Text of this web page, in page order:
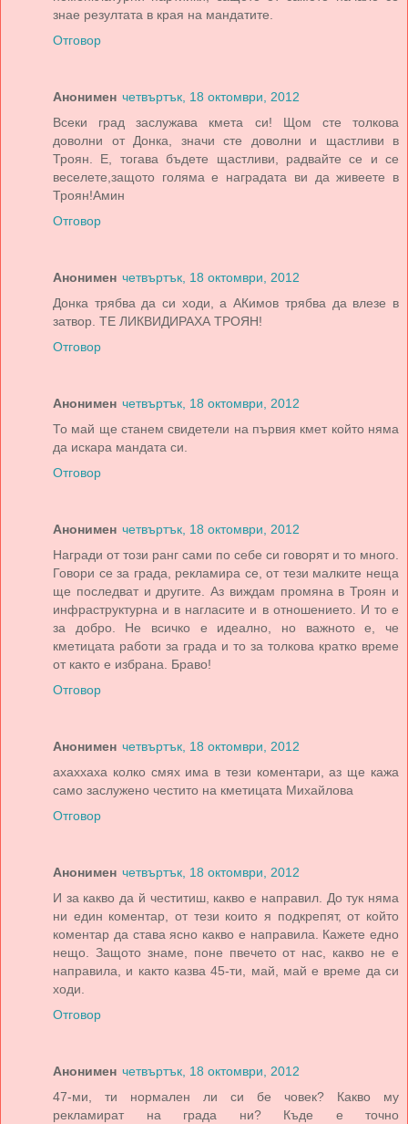
знае резултата в края на мандатите.
Отговор
Анонимен четвъртък, 18 октомври, 2012
Всеки град заслужава кмета си! Щом сте толкова
доволни от Донка, значи сте доволни и щастливи в
Троян. Е, тогава бъдете щастливи, радвайте се и се
веселете,защото голяма е наградата ви да живеете в
Троян!Амин
Отговор
Анонимен четвъртък, 18 октомври, 2012
Донка трябва да си ходи, а АКимов трябва да влезе в
затвор. ТЕ ЛИКВИДИРАХА ТРОЯН!
Отговор
Анонимен четвъртък, 18 октомври, 2012
То май ще станем свидетели на първия кмет който няма
да искара мандата си.
Отговор
Анонимен четвъртък, 18 октомври, 2012
Награди от този ранг сами по себе си говорят и то много.
Говори се за града, рекламира се, от тези малките неща
ще последват и другите. Аз виждам промяна в Троян и
инфраструктурна и в нагласите и в отношението. И то е
за добро. Не всичко е идеално, но важното е, че
кметицата работи за града и то за толкова кратко време
от както е избрана. Браво!
Отговор
Анонимен четвъртък, 18 октомври, 2012
ахаххаха колко смях има в тези коментари, аз ще кажа
само заслужено честито на кметицата Михайлова
Отговор
Анонимен четвъртък, 18 октомври, 2012
И за какво да й честитиш, какво е направил. До тук няма
ни един коментар, от тези които я подкрепят, от който
коментар да става ясно какво е направила. Кажете едно
нещо. Защото знаме, поне пвечето от нас, какво не е
направила, и както казва 45-ти, май, май е време да си
ходи.
Отговор
Анонимен четвъртък, 18 октомври, 2012
47-ми, ти нормален ли си бе човек? Какво му
рекламират на града ни? Къде е точно